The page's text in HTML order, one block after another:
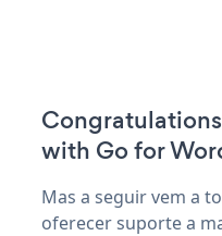
with Go for
Mas a seguir vem a
oferecer suporte a